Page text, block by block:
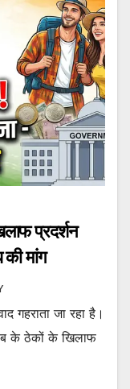
प्रदर्शन
मांग
गहराता जा रहा है।
के ठेकों के खिलाफ